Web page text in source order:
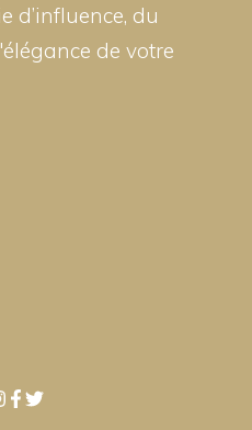
d’influence, du
de votre